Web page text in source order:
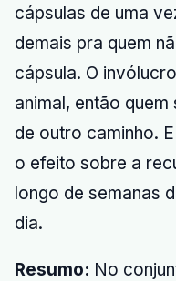
cápsulas de uma
demais pra quem
cápsula. O
animal, então
de outro caminho.
o efeito sobre a
longo de semanas
dia.
Resumo: No